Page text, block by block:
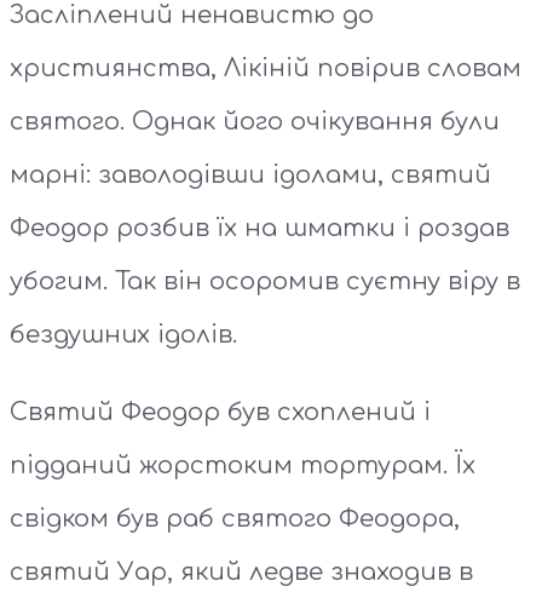
Засліплений ненавистю до
християнства, Лікіній повірив словам
святого. Однак його очікування були
марні: заволодівши ідолами, святий
Феодор розбив їх на шматки і роздав
убогим. Так він осоромив суєтну віру в
бездушних ідолів.
Святий Феодор був схоплений і
підданий жорстоким тортурам. Їх
свідком був раб святого Феодора,
святий Уар, який ледве знаходив в